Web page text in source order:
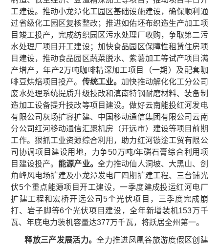
工建设。推动小龙潭化工园区基础设施建设，确保顺利通
过省级化工园区复核整改；推进如佑坯布织造生产加工项
目竣工投产，完成纺织园区污水处理厂收购，争取第二污
水处理厂项目开工建设；加快食品园区保障性租赁住房项
目建设，推动食品园区蔬菜脱水、紫薯加工等试产项目满
产增产，年产2万吨咖啡精深加工项目（一期）及配套咖
啡豆烘焙项目投产。 传统工业。加快推动解化化工分公司
废水处理系统提质升级技改和滇南特钢耐磨材料、装备制
造加工设备提升技改等项目建设。做好云南能投红河发电
有限公司灰场扩容扩建、中国移动通信集团有限公司云南
分公司红河移动通信汇聚机房（开远市）建设等项目前期
工作。狠抓工业资源综合利用，助力红河镟淦工贸有限公
司协调项目建设用地，力争50万吨/年磷石膏综合利用项
目建设投产。 能源产业。 全力推动仙人洞坡、大黑山、剑
角峰风电场扩建及小龙潭发电厂四期扩建工程、三台铺光
伏5个重点能源项目开工建设，一季度建成投运红河电厂
扩建工程和宏桥开远公司5个光伏项目，三季度完成崩
打、岩子脚等6个光伏项目建设，全年新增装机153万千
瓦、年底电力装机容量达377万千瓦，将跃居全州第一。
释放三产发展活力。全力推进凤凰谷旅游度假区创建